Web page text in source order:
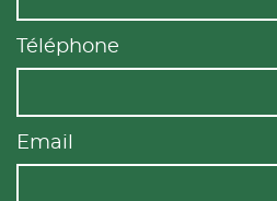
Téléphone
Email